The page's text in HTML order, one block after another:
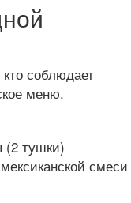
соблюдает
меню.
(2 тушки)
смеси